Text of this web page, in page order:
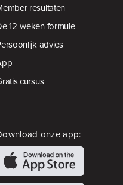
resultaten
12-weken formule
advies
cursus
onze app: